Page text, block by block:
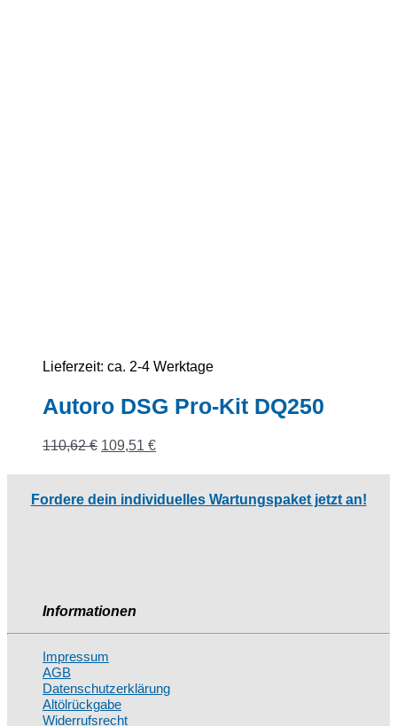
Lieferzeit: ca. 2-4 Werktage
Autoro DSG Pro-Kit DQ250
110,62€ Ursprünglicher
war:
110,62 €
109,51 €Aktueller
ist:
109,51 €.
Fordere dein individuelles Wartungspaket jetzt an!
Informationen
Impressum
AGB
Datenschutzerklärung
Altölrückgabe
Widerrufsrecht